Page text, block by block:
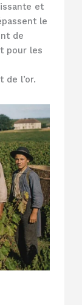
et
le
de
pour les
de l’or.